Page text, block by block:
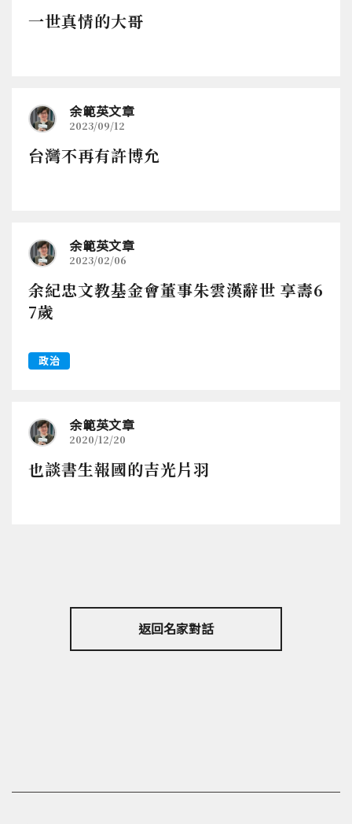
一世真情的大哥
余範英文章
2023/09/12
台灣不再有許博允
余範英文章
2023/02/06
余紀忠文教基金會董事朱雲漢辭世 享壽6
7歲
政治
余範英文章
2020/12/20
也談書生報國的吉光片羽
返回名家對話